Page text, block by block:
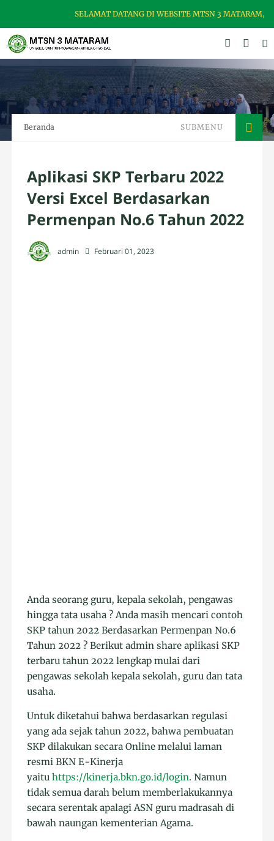
SELAMAT DATANG DI WEBSITE MTSN 3 MATARAM,
Beranda SUBMENU
Aplikasi SKP Terbaru 2022
Versi Excel Berdasarkan
Permenpan No.6 Tahun 2022
admin Februari 01, 2023
Anda seorang guru, kepala sekolah, pengawas
hingga tata usaha ? Anda masih mencari contoh
SKP tahun 2022 Berdasarkan Permenpan No.6
Tahun 2022 ? Berikut admin share aplikasi SKP
terbaru tahun 2022 lengkap mulai dari
pengawas sekolah kepala sekolah, guru dan tata
usaha.
Untuk diketahui bahwa berdasarkan regulasi
yang ada sejak tahun 2022, bahwa pembuatan
SKP dilakukan secara Online melalui laman
resmi BKN E-Kinerja
yaituhttps://kinerja.bkn.go.id/login. Namun
tidak semua darah belum memberlakukannya
secara serentak apalagi ASN guru madrasah di
bawah naungan kementerian Agama.